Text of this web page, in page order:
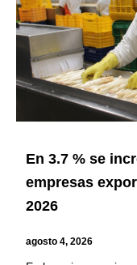
En 3.7 % se
empresas
2026
agosto 4, 2026